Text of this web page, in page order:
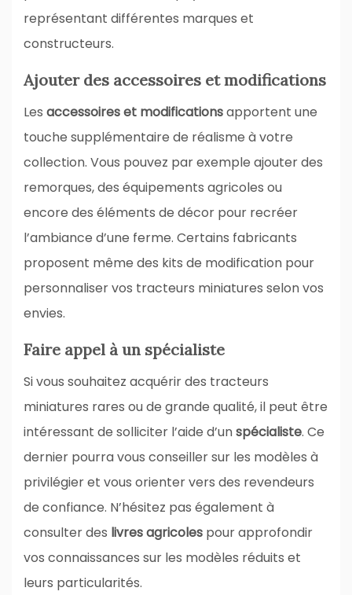
représentant différentes marques et
constructeurs.
Ajouter des accessoires et modifications
Les accessoires et modificationsapportent une
touche supplémentaire de réalisme à votre
collection. Vous pouvez par exemple ajouter des
remorques, des équipements agricoles ou
encore des éléments de décor pour recréer
l’ambiance d’une ferme. Certains fabricants
proposent même des kits de modification pour
personnaliser vos tracteurs miniatures selon vos
envies.
Faire appel à un spécialiste
Si vous souhaitez acquérir des tracteurs
miniatures rares ou de grande qualité, il peut être
intéressant de solliciter l’aide d’unspécialiste. Ce
dernier pourra vous conseiller sur les modèles à
privilégier et vous orienter vers des revendeurs
de confiance. N’hésitez pas également à
consulter des livres agricoles pour approfondir
vos connaissances sur les modèles réduits et
leurs particularités.